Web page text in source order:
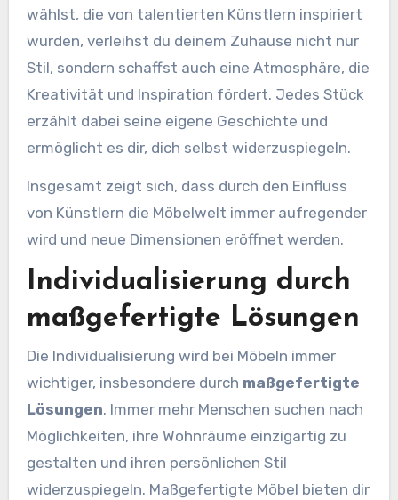
wählst, die von talentierten Künstlern inspiriert
wurden, verleihst du deinem Zuhause nicht nur
Stil, sondern schaffst auch eine Atmosphäre, die
Kreativität und Inspiration fördert. Jedes Stück
erzählt dabei seine eigene Geschichte und
ermöglicht es dir, dich selbst widerzuspiegeln.
Insgesamt zeigt sich, dass durch den Einfluss
von Künstlern die Möbelwelt immer aufregender
wird und neue Dimensionen eröffnet werden.
Individualisierung durch
maßgefertigte Lösungen
Die Individualisierung wird bei Möbeln immer
wichtiger, insbesondere durch maßgefertigte
Lösungen. Immer mehr Menschen suchen nach
Möglichkeiten, ihre Wohnräume einzigartig zu
gestalten und ihren persönlichen Stil
widerzuspiegeln. Maßgefertigte Möbel bieten dir